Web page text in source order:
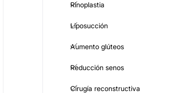
Rinoplastia
Liposucción
Aumento glúteos
Reducción senos
Cirugía reconstructiva